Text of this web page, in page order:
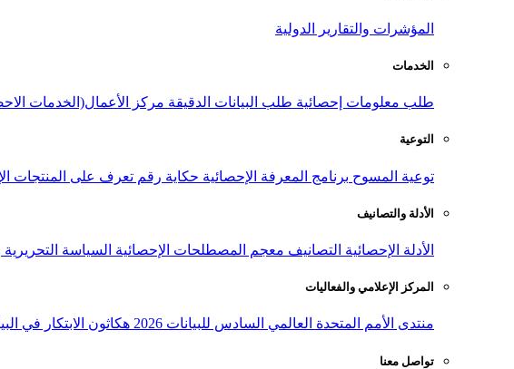
المؤشرات والتقارير الدولية
الخدمات
طلب معلومات إحصائية طلب البيانات الدقيقة مركز الأعمال(الخدمات
التوعية
توعية المسوح برنامج المعرفة الإحصائية حكاية رقم تعرف على المنتجات
الأدلة والتصانيف
الأدلة الإحصائية التصانيف معجم المصطلحات الإحصائية السياسة التحريرية
المركز الإعلامي والفعاليات
منتدى الأمم المتحدة العالمي السادس للبيانات 2026 هكاثون الابتكار في
تواصل معنا